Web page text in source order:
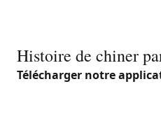
Histoire de chiner
Télécharger notre